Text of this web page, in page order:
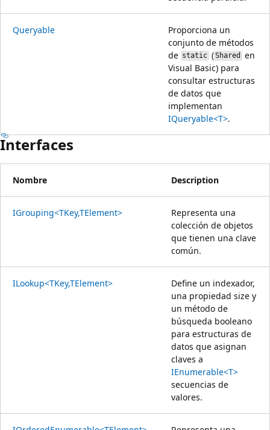
Queryable
Proporciona un
conjunto de métodos
de static (Shared
en
Visual Basic) para
consultar estructuras
de datos que
implementan
IQueryable<T>.
Interfaces
Nombre Description
IGrouping<TKey,TElement>
Representa una
colección de objetos
que tienen una clave
común.
ILookup<TKey,TElement>
Define un indexador,
una propiedad size y
un método de
búsqueda booleano
para estructuras de
datos que asignan
claves a
IEnumerable<T>
secuencias de
valores.